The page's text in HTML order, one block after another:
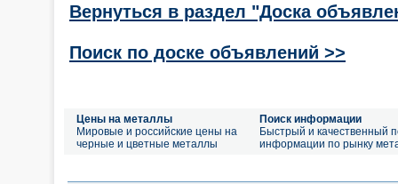
Вернуться в раздел "Доска
Поиск по доске объявлений >>
Цены на металлы
Мировые и российские цены на
черные и цветные металлы
Поиск информации
Быстрый и качественный
информации по рынку